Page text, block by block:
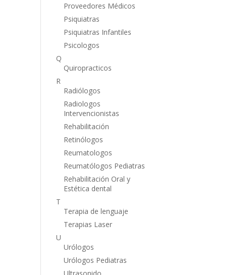
Proveedores Médicos
Psiquiatras
Psiquiatras Infantiles
Psicologos
Q
Quiropracticos
R
Radiólogos
Radiologos
Intervencionistas
Rehabilitación
Retinólogos
Reumatologos
Reumatólogos Pediatras
Rehabilitación Oral y
Estética dental
T
Terapia de lenguaje
Terapias Laser
U
Urólogos
Urólogos Pediatras
Ultrasonido